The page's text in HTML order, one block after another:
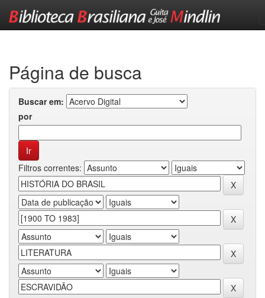
Página de busca
Buscar em:
por
Filtros correntes: